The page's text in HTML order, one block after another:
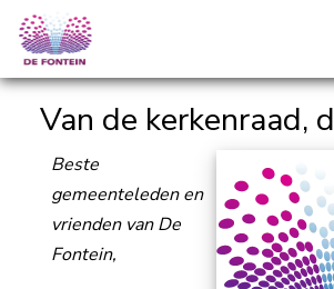
Van de kerkenraad,
Beste
gemeenteleden en
vrienden van De
Fontein,